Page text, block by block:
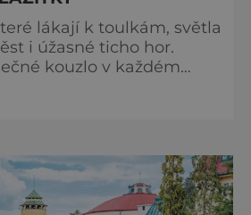
lákají k toulkám, světla
i úžasné ticho hor.
kouzlo v každém
inspirace, dobrodružství i
se s námi na prohlídku